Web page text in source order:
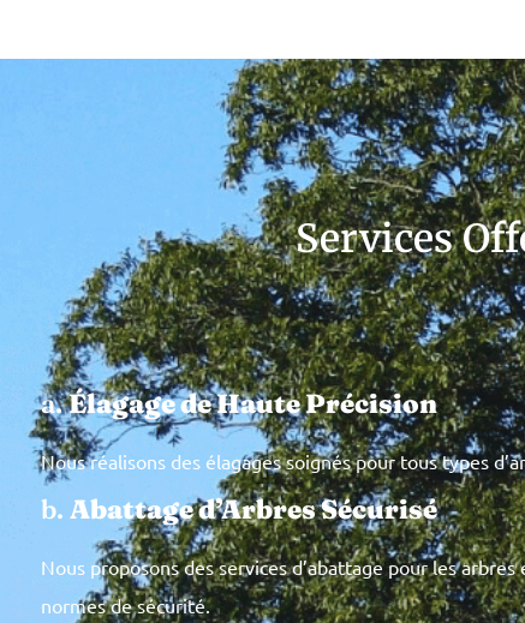
Services
a.Élagage de Haute Précision
Nous réalisons des élagages soignés pour tous types
b. Abattage d’Arbres Sécurisé
Nous proposons des services d’abattage pour les
normes de sécurité.